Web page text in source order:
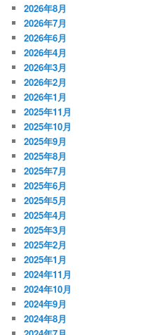
2026年8月
2026年7月
2026年6月
2026年4月
2026年3月
2026年2月
2026年1月
2025年11月
2025年10月
2025年9月
2025年8月
2025年7月
2025年6月
2025年5月
2025年4月
2025年3月
2025年2月
2025年1月
2024年11月
2024年10月
2024年9月
2024年8月